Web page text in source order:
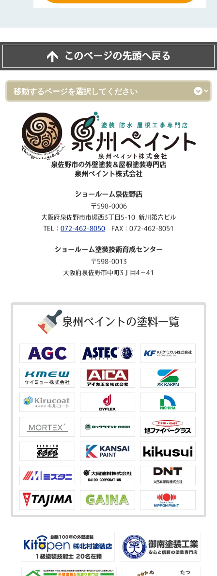
このページの先頭へ戻る
泉佐野市の外壁塗装＆屋根塗装専門店
泉州ペイント株式会社
ショールーム泉佐野店
〒598-0006
大阪府泉佐野市市場西3丁目5-10 新川第六ビル
TEL： 072-462-8050 FAX：072-462-8051
ショールーム塗装技術育成センター
〒598-0013
大阪府泉佐野市中町3丁目4－41
泉州ペイントの塗料一覧